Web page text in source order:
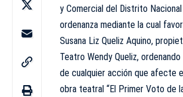
y Comercial del Distrito
ordenanza mediante la cual
Susana Liz Queliz Aquino,
Teatro Wendy Queliz,
de cualquier acción que afecte
obra teatral “El Primer Voto de